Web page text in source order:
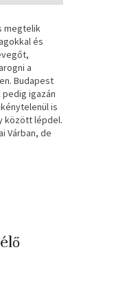
megtelik
és
a
Budapest
igazán
is
között lépdel.
Várban, de